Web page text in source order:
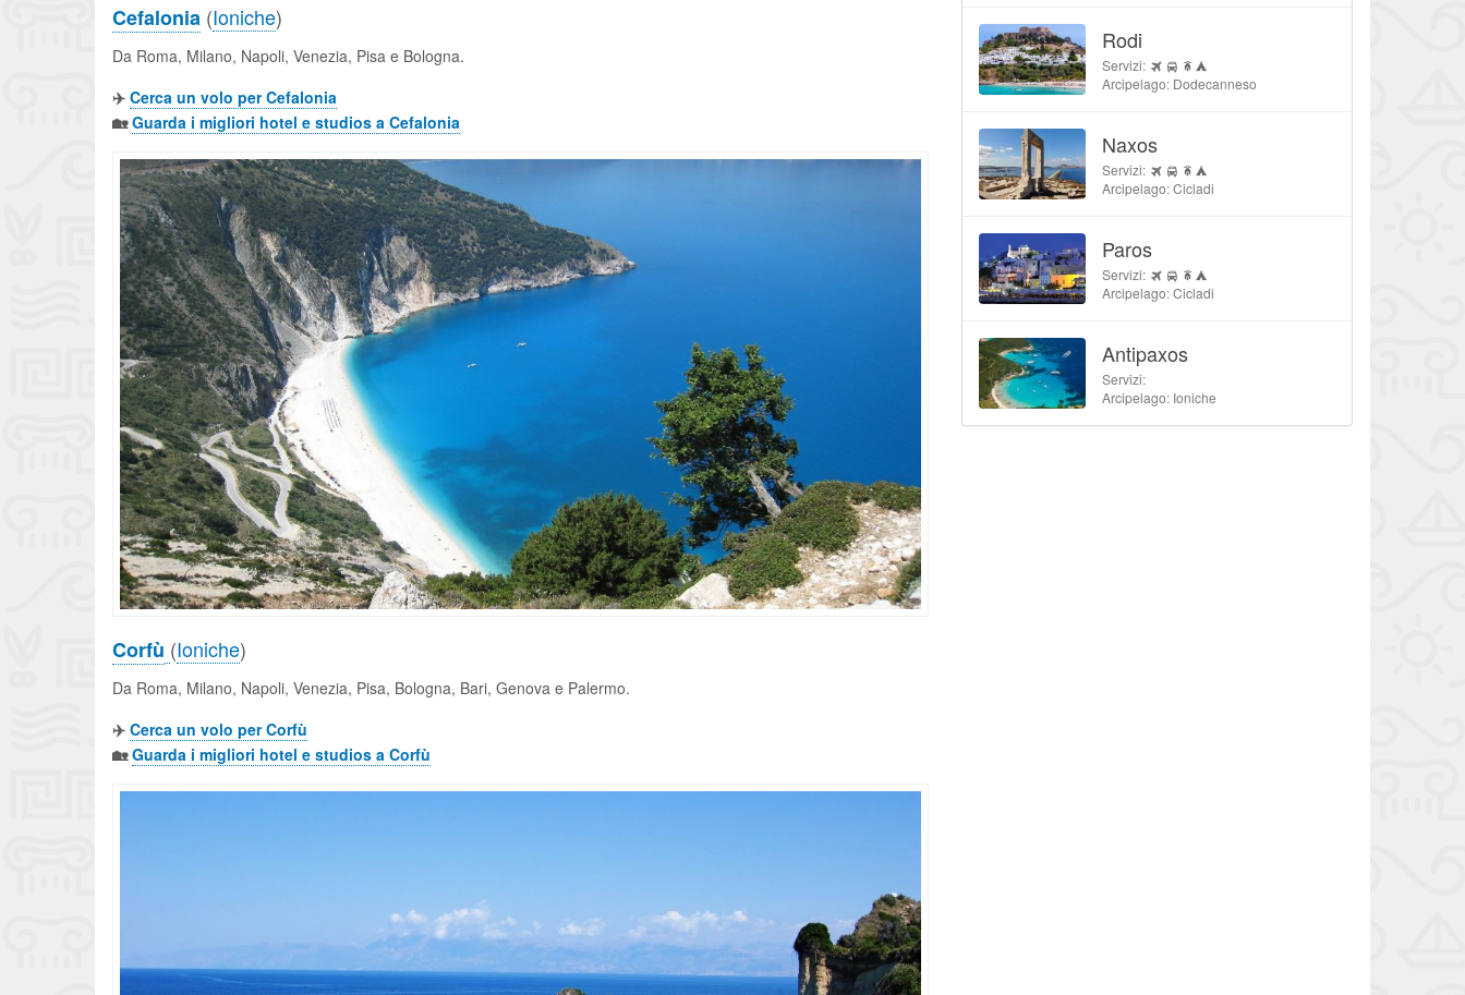
Cefalonia (Ioniche)
Da Roma, Milano, Napoli, Venezia, Pisa e Bologna.
✈️ Cerca un volo per Cefalonia
🏡Guarda i migliori hotel e studios a Cefalonia
Corfù (Ioniche)
Da Roma, Milano, Napoli, Venezia, Pisa, Bologna, Bari, Genova e Palermo.
✈️ Cerca un volo per Corfù
🏡Guarda i migliori hotel e studios a Corfù
Rodi
Servizi:
Arcipelago: Dodecanneso
Naxos
Servizi:
Arcipelago: Cicladi
Paros
Servizi:
Arcipelago: Cicladi
Antipaxos
Servizi:
Arcipelago: Ioniche